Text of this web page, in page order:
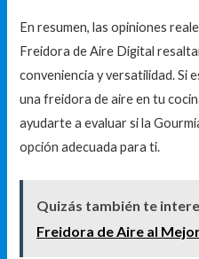
En resumen, las opiniones
Freidora de Aire Digital
conveniencia y versatilidad. Si
una freidora de aire en tu
ayudarte a evaluar si la
opción adecuada para ti.
Quizás también te
Freidora de Aire al